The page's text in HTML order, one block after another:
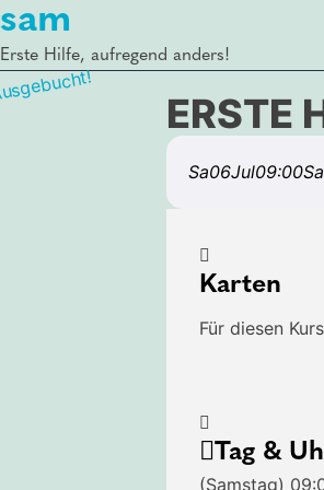
sam
Erste Hilfe, aufregend anders!
ERSTE
Sa06Jul09:00Sa
Karten
Für diesen
Tag &
(Samstag)